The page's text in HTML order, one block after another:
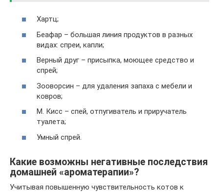
Хартц;
Беафар – большая линия продуктов в разных
видах: спреи, капли;
Верный друг – присыпка, моющее средство и
спрей;
Зооворсин – для удаления запаха с мебели и
ковров;
М. Кисс – спей, отпугиватель и приручатель
туалета;
Умный спрей.
Какие возможны негативные последствия
домашней «ароматерапии»?
Учитывая повышенную чувствительность котов к